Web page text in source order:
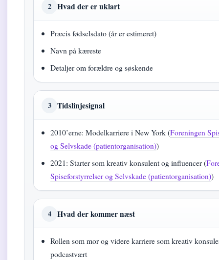
2 Hvad der er uklart
Præcis fødselsdato (år er estimeret)
Navn på kæreste
Detaljer om forældre og søskende
3 Tidslinjesignal
2010’erne: Modelkarriere i New York (Foreningen
og Selvskade (patientorganisation))
2021: Starter som kreativ konsulent og influencer (
Spiseforstyrrelser og Selvskade (patientorganisation))
4 Hvad der kommer næst
Rollen som mor og videre karriere som kreativ
podcastvært